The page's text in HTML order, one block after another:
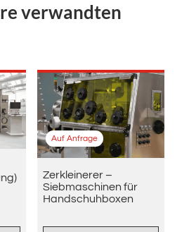
verwandten
Auf Anfrage
Zerkleinerer –
Siebmaschinen für
Handschuhboxen